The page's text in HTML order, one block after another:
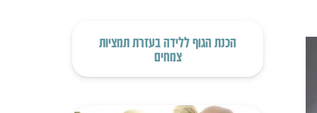
הכנת הגוף ללידה בעזרת תמציות
צמחים